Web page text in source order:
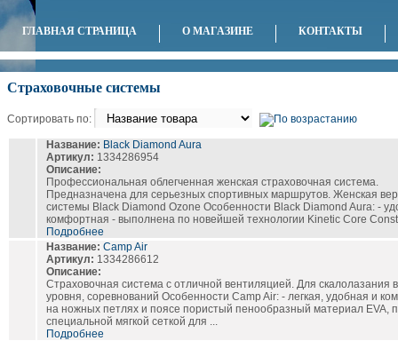
ГЛАВНАЯ СТРАНИЦА О МАГАЗИНЕ КОНТАКТЫ
Страховочные системы
Сортировать по:
Название: Black Diamond Aura
Артикул: 1334286954
Описание:
Профессиональная облегченная женская страховочная система.
Предназначена для серьезных спортивных маршрутов. Женская
системы Black Diamond Ozone Особенности Black Diamond Aura: -
комфортная - выполнена по новейшей технологии Kinetic Core
Подробнее
Название: Camp Air
Артикул: 1334286612
Описание:
Страховочная система с отличной вентиляцией. Для скалолазания
уровня, соревнований Особенности Camp Air: - легкая, удобная и
на ножных петлях и поясе пористый пенообразный материал EVA,
специальной мягкой сеткой для ...
Подробнее